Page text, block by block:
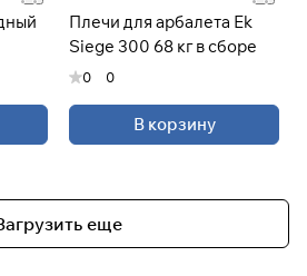
Плечи для арбалета Ek
Siege 300 68 кг в сборе
0 0
В корзину
еще